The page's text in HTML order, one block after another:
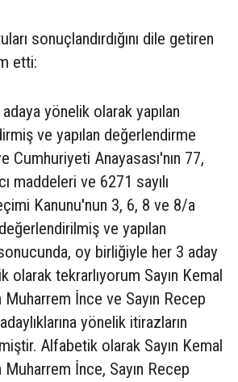
sonuçlandırdığını dile getiren
etti:
yönelik olarak yapılan
ve yapılan değerlendirme
Cumhuriyeti Anayasası'nın 77,
maddeleri ve 6271 sayılı
Kanunu'nun 3, 6, 8 ve 8/a
ve yapılan
oy birliğiyle her 3 aday
olarak tekrarlıyorum Sayın Kemal
Muharrem İnce ve Sayın Recep
yönelik itirazların
Alfabetik olarak Sayın Kemal
Muharrem İnce, Sayın Recep